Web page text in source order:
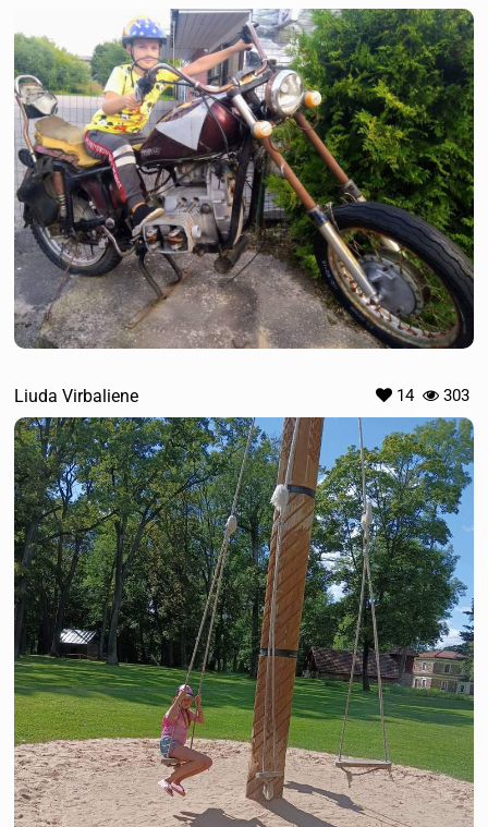
Liuda Virbaliene 14 303